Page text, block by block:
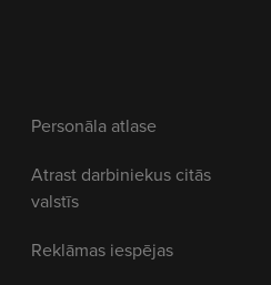
Personāla atlase
Atrast darbiniekus citās
valstīs
Reklāmas iespējas